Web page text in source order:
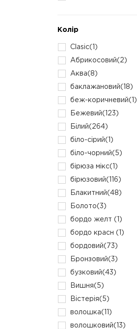
Колір
Clasic(1)
Абрикосовий(2)
Аква(8)
баклажановий(18)
беж-коричневий(1)
Бежевий(123)
Білий(264)
біло-сірий(1)
біло-чорний(5)
бірюза мікс(1)
бірюзовий(116)
Блакитний(48)
Болото(3)
бордо желт (1)
бордо красн (1)
бордовий(73)
Бронзовий(3)
бузковий(43)
Вишня(5)
Вістерія(5)
волошка(11)
волошковий(13)